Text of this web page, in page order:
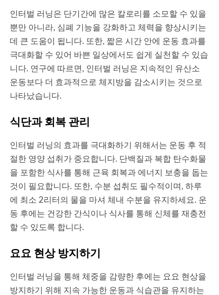
인터벌 러닝은 단기간에 많은 칼로리를 소모할 수 있을
뿐만 아니라, 심폐 기능을 강화하고 체력을 향상시키는
데 큰 도움이 됩니다. 또한, 짧은 시간 안에 운동 효과를
극대화할 수 있어 바쁜 일상에서도 쉽게 실천할 수 있습
니다. 연구에 따르면, 인터벌 러닝은 지속적인 유산소
운동보다 더 효과적으로 체지방을 감소시키는 것으로
나타났습니다.
식단과 회복 관리
인터벌 러닝의 효과를 극대화하기 위해서는 운동 후 적
절한 영양 섭취가 중요합니다. 단백질과 복합 탄수화물
을 포함한 식사를 통해 근육 회복과 에너지 보충을 돕는
것이 필요합니다. 또한, 수분 섭취도 필수적이며, 하루
에 최소 2리터의 물을 마셔 체내 수분을 유지하세요. 운
동 후에는 건강한 간식이나 식사를 통해 신체를 재충전
할 수 있도록 합니다.
요요 현상 방지하기
인터벌 러닝을 통해 체중을 감량한 후에는 요요 현상을
방지하기 위해 지속 가능한 운동과 식습관을 유지하는